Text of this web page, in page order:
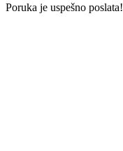
Poruka je uspešno poslata!